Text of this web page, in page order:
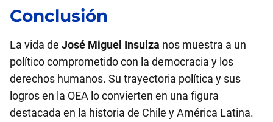
Conclusión
La vida de José Miguel Insulza nos muestra a un
político comprometido con la democracia y los
derechos humanos. Su trayectoria política y sus
logros en la OEA lo convierten en una figura
destacada en la historia de Chile y América Latina.